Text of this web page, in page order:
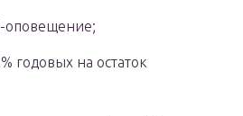
оповещение;
годовых на остаток